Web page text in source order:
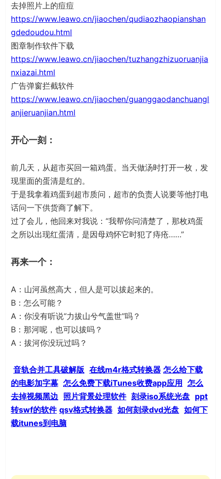
去掉照片上的痘痘
https://www.leawo.cn/jiaochen/qudiaozhaopianshan
gdedoudou.html
图章制作软件下载
https://www.leawo.cn/jiaochen/tuzhangzhizuoruanjia
nxiazai.html
广告弹窗拦截软件
https://www.leawo.cn/jiaochen/guanggaodanchuangl
anjieruanjian.html
开心一刻：
前几天，从超市买回一箱鸡蛋。当天做汤时打开一枚，发
现里面的蛋清是红的。
于是我拿着鸡蛋到超市质问，超市的负责人说要等他打电
话问一下供货商了解下。
过了会儿，他回来对我说：“我帮你问清楚了，那枚鸡蛋
之所以出现红蛋清，是因母鸡怀它时犯了痔疮……”
再来一个：
A：山河虽然高大，但人是可以拔起来的。
B：怎么可能？
A：你没有听说“力拔山兮气盖世”吗？
B：那河呢，也可以拔吗？
A：拔河你没玩过吗？
音轨合并工具破解版 在线m4r格式转换器 怎么给下载
的电影加字幕 怎么免费下载iTunes收费app应用
怎么
去掉视频黑边 照片背景处理软件 刻录iso系统光盘 ppt
转swf的软件 qsv格式转换器 如何刻录dvd光盘 如何下
载itunes到电脑